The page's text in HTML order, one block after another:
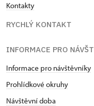
Kontakty
RYCHLÝ KONTAKT
INFORMACE PRO
Informace pro návštěvníky
Prohlídkové okruhy
Návštěvní doba